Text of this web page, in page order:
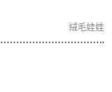
絨毛娃娃